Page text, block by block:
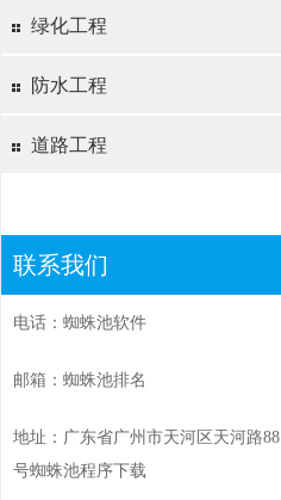
绿化工程
防水工程
道路工程
联系我们
电话：蜘蛛池软件
邮箱：蜘蛛池排名
地址：广东省广州市天河区天河路88
号蜘蛛池程序下载